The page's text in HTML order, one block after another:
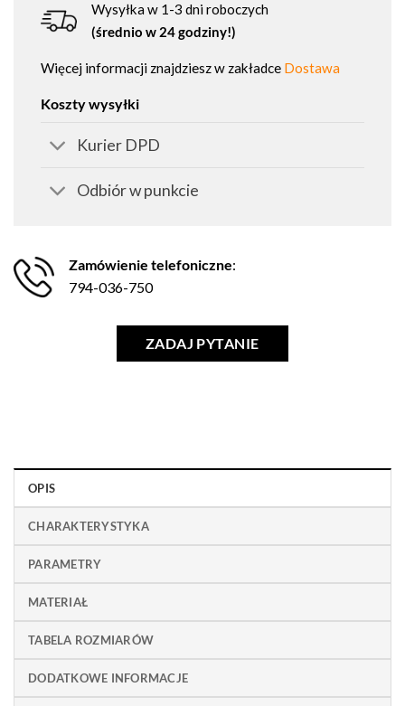
Wysyłka w 1-3 dni roboczych
(średnio w 24 godziny!)
Więcej informacji znajdziesz w zakładce Dostawa
Koszty wysyłki
Kurier DPD
Odbiór w punkcie
Zamówienie telefoniczne:
794-036-750
ZADAJ PYTANIE
OPIS
CHARAKTERYSTYKA
PARAMETRY
MATERIAŁ
TABELA ROZMIARÓW
DODATKOWE INFORMACJE